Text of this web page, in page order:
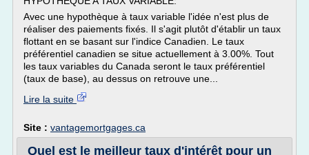
Avec une hypothèque à taux variable l'idée n'est plus de
réaliser des paiements fixés. Il s'agit plutôt d'établir un taux
flottant en se basant sur l'indice Canadien. Le taux
préférentiel canadien se situe actuellement à 3.00%. Tout
les taux variables du Canada seront le taux préférentiel
(taux de base), au dessus on retrouve une...
Lire la suite
Site : vantagemortgages.ca
Quel est le meilleur taux d'intérêt pour un